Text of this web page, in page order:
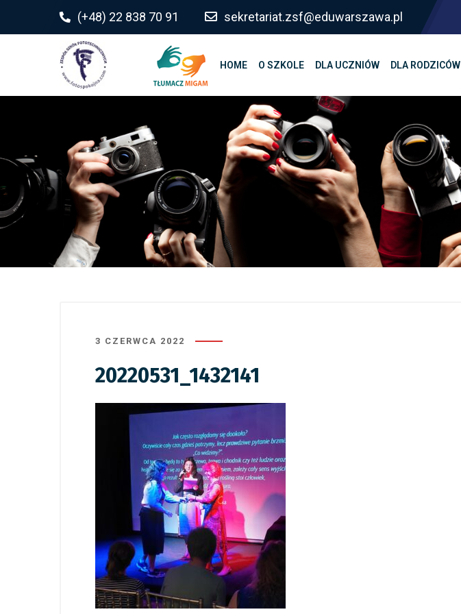
(+48) 22 838 70 91 sekretariat.zsf@eduwarszawa.pl
HOME O SZKOLE DLA UCZNIÓW DLA RODZICÓW
3 CZERWCA 2022
20220531_1432141